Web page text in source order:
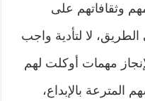
وثقافاتهم على
لا لتأدية واجب
مهمات أوكلت لهم
المترعة بالإبداع،